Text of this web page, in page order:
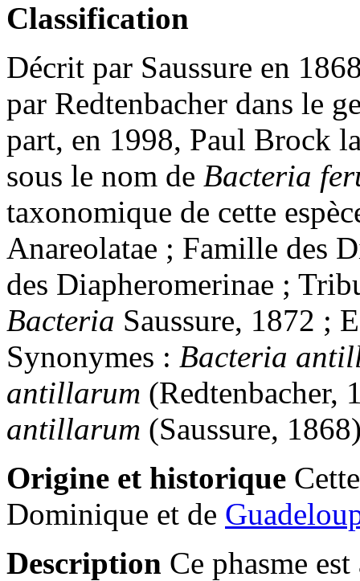
Classification
Décrit par Saussure en
par Redtenbacher dans le
part, en 1998, Paul Brock
sous le nom de Bacteria
taxonomique de cette
Anareolatae ; Famille des
des Diapheromerinae ;
Bacteria Saussure, 1872 ;
Synonymes : Bacteria
antillarum (Redtenbacher,
antillarum (Saussure,
Origine et historique
Dominique et de
Description Ce phasme